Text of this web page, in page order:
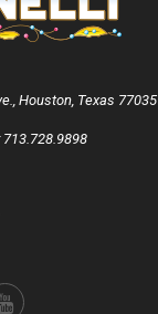
Houston, Texas 77035
713.728.9898